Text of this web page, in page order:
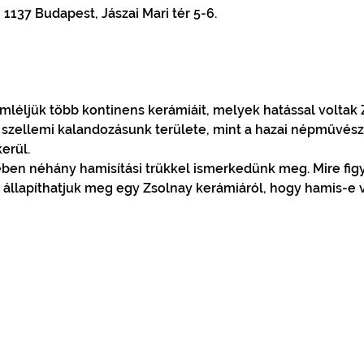
Budapest, Jászai Mari tér 5-6.
több kontinens kerámiáit, melyek hatással
kalandozásunk területe, mint a hazai
néhány hamisítási trükkel ismerkedünk meg. Mire
meg egy Zsolnay kerámiáról, hogy hamis-e